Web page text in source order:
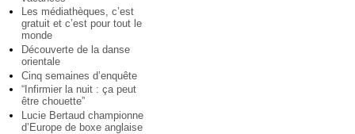
Les médiathèques, c’est
gratuit et c’est pour tout le
monde
Découverte de la danse
orientale
Cinq semaines d’enquête
“Infirmier la nuit : ça peut
être chouette”
Lucie Bertaud championne
d’Europe de boxe anglaise